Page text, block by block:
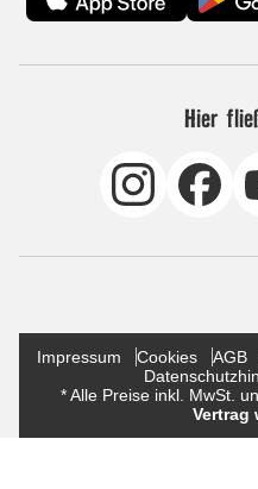
Hier
Impressum Cookies AGB
* Alle Preise inkl. MwSt.
Vertrag